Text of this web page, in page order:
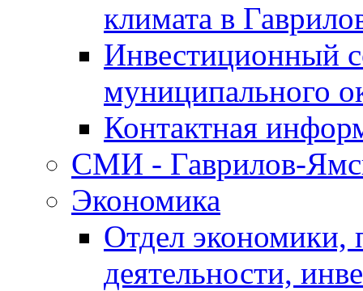
климата в
Инвестиционный
муниципального
Контактная
СМИ - Гаврилов-
Экономика
Отдел экономики,
деятельности,